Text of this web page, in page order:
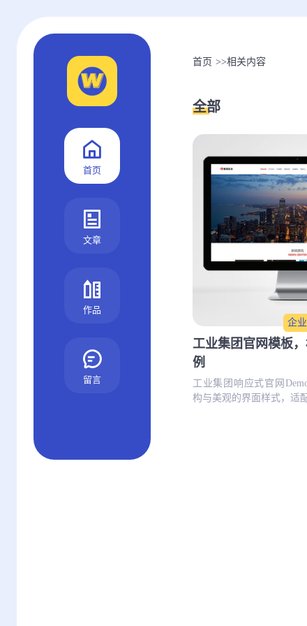
首页
文章
作品
留言
首页 >>相关内容
全部
企业
工业集团官网模板
例
工业集团响应式官网
构与美观的界面样式，适